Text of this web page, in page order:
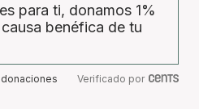
para ti, donamos 1%
benéfica de tu
Verificado por